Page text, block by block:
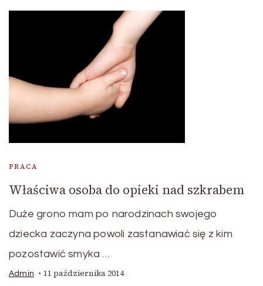
PRACA
Właściwa osoba do opieki nad szkrabem
Duże grono mam po narodzinach swojego
dziecka zaczyna powoli zastanawiać się z kim
pozostawić smyka …
Admin 11 października 2014